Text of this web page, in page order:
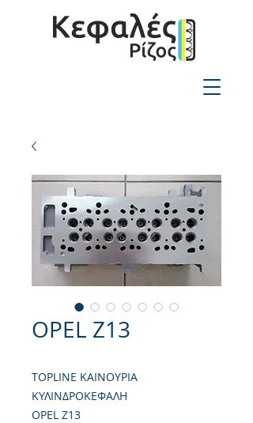
OPEL Z13
TOPLINE ΚΑΙΝΟΥΡΙΑ
ΚΥΛΙΝΔΡΟΚΕΦΑΛΗ
OPEL Z13